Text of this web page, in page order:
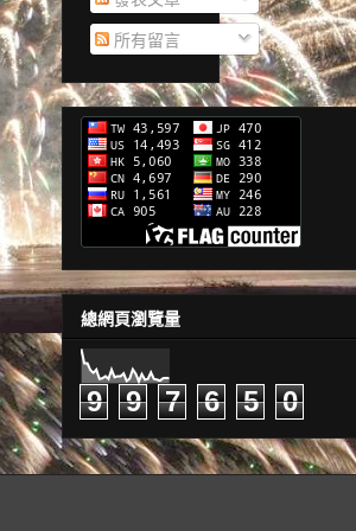
所有留言
總網頁瀏覽量
9 9 7 6 5 0